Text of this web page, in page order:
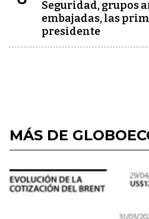
Seguridad, grupos
embajadas, las
presidente
MÁS DE